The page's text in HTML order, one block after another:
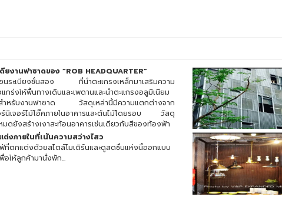
ยงานฟาซาดของ “ROB HEADQUARTER”
ซนระเบียงชั่นสอง ที่นำตะแกรงเหล็กมาเสริมความ
กร่งให้พื้นทางเดินและเพดานและนำตะแกรงอลูมิเนียม
ำหรับงานฟาซาด วัสดุเหล่านี้มีความแตกต่างจาก
ร์นิเจอร์ไม้โอ๊คภายในอาคารและต้นไม้โดยรอบ วัสดุ
ดยังสร้างเงาสะท้อนอาคารเช่นเดียวกับสีของท้องฟ้า
สภาพแวดล้อม
ต่งภายในที่เน้นความสว่างไสว
ฟ่ที่ตกแต่งด้วยสไตล์โมเดิร์นและดูสดชื่นแห่งนี้ออกแบบ
อให้ลูกค้ามานั่งพัก...